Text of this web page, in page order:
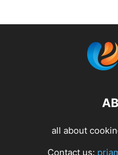
all about
Contact us: